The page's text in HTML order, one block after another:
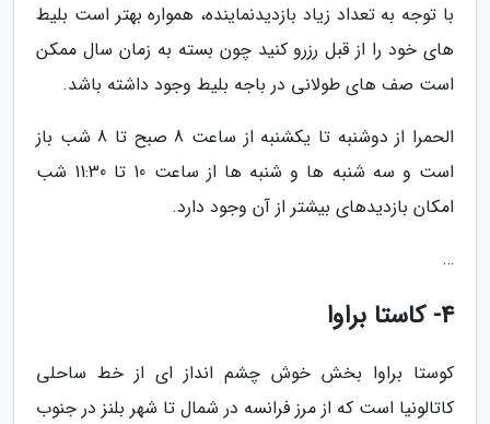
با توجه به تعداد زیاد بازدیدنماینده، همواره بهتر است بلیط
های خود را از قبل رزرو کنید چون بسته به زمان سال ممکن
است صف های طولانی در باجه بلیط وجود داشته باشد.
الحمرا از دوشنبه تا یکشنبه از ساعت 8 صبح تا 8 شب باز
است و سه شنبه ها و شنبه ها از ساعت 10 تا 11:30 شب
امکان بازدیدهای بیشتر از آن وجود دارد.
…
4- کاستا براوا
کوستا براوا بخش خوش چشم انداز ای از خط ساحلی
کاتالونیا است که از مرز فرانسه در شمال تا شهر بلنز در جنوب